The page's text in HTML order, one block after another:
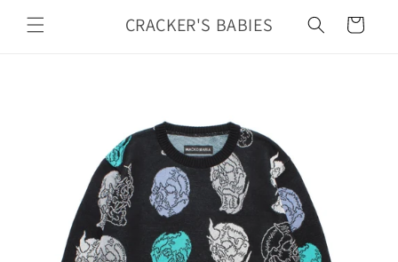
ンツに
進む
CRACKER'S BABIES
ー